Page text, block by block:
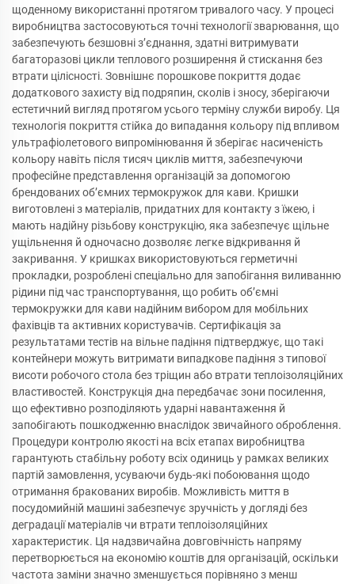
щоденному використанні протягом тривалого часу. У процесі
виробництва застосовуються точні технології зварювання, що
забезпечують безшовні з’єднання, здатні витримувати
багаторазові цикли теплового розширення й стискання без
втрати цілісності. Зовнішнє порошкове покриття додає
додаткового захисту від подряпин, сколів і зносу, зберігаючи
естетичний вигляд протягом усього терміну служби виробу. Ця
технологія покриття стійка до випадання кольору під впливом
ультрафіолетового випромінювання й зберігає насиченість
кольору навіть після тисяч циклів миття, забезпечуючи
професійне представлення організацій за допомогою
брендованих об’ємних термокружок для кави. Кришки
виготовлені з матеріалів, придатних для контакту з їжею, і
мають надійну різьбову конструкцію, яка забезпечує щільне
ущільнення й одночасно дозволяє легке відкривання й
закривання. У кришках використовуються герметичні
прокладки, розроблені спеціально для запобігання виливанню
рідини під час транспортування, що робить об’ємні
термокружки для кави надійним вибором для мобільних
фахівців та активних користувачів. Сертифікація за
результатами тестів на вільне падіння підтверджує, що такі
контейнери можуть витримати випадкове падіння з типової
висоти робочого стола без тріщин або втрати теплоізоляційних
властивостей. Конструкція дна передбачає зони посилення,
що ефективно розподіляють ударні навантаження й
запобігають пошкодженню внаслідок звичайного оброблення.
Процедури контролю якості на всіх етапах виробництва
гарантують стабільну роботу всіх одиниць у рамках великих
партій замовлення, усуваючи будь-які побоювання щодо
отримання бракованих виробів. Можливість миття в
посудомийній машині забезпечує зручність у догляді без
деградації матеріалів чи втрати теплоізоляційних
характеристик. Ця надзвичайна довговічність напряму
перетворюється на економію коштів для організацій, оскільки
частота заміни значно зменшується порівняно з менш